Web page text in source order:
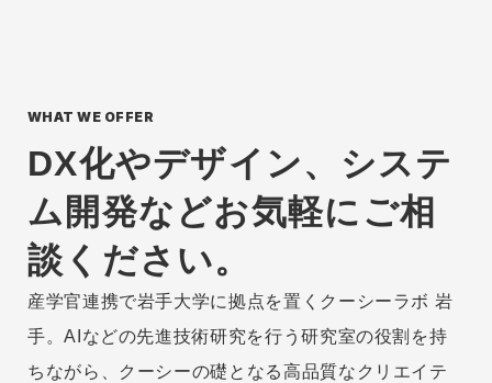
WHAT WE OFFER
DX化やデザイン、システ
ム開発などお気軽にご相
談ください。
産学官連携で岩手大学に拠点を置くクーシーラボ 岩
手。AIなどの先進技術研究を行う研究室の役割を持
ちながら、クーシーの礎となる高品質なクリエイテ